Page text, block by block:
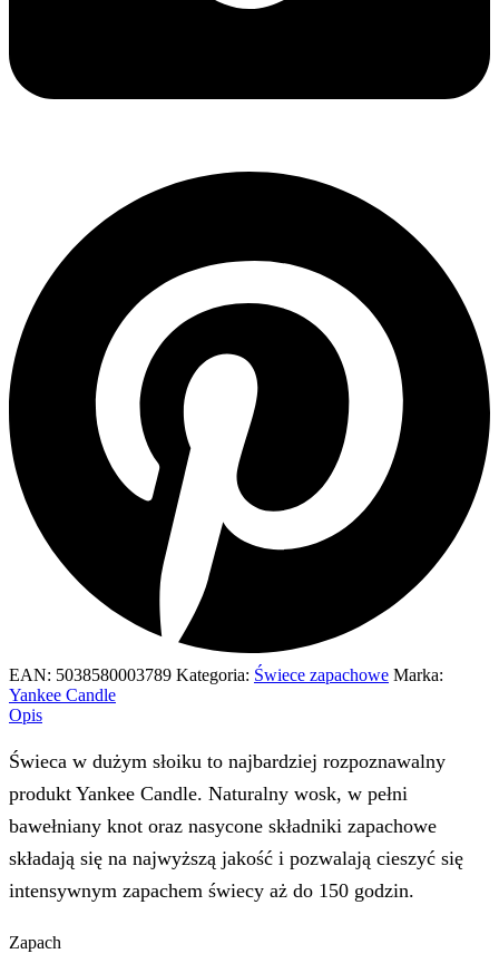
EAN: 5038580003789 Kategoria: Świece zapachowe Marka:
Yankee Candle
Opis
Świeca w dużym słoiku to najbardziej rozpoznawalny
produkt Yankee Candle. Naturalny wosk, w pełni
bawełniany knot oraz nasycone składniki zapachowe
składają się na najwyższą jakość i pozwalają cieszyć się
intensywnym zapachem świecy aż do 150 godzin.
Zapach